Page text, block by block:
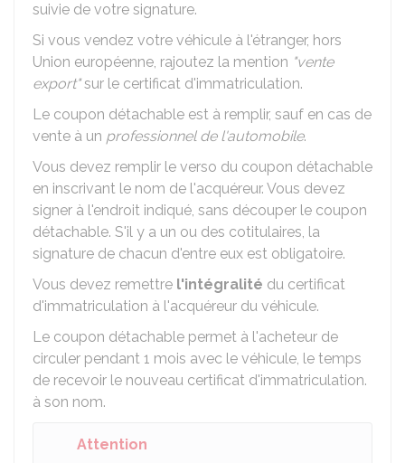
suivie de votre signature.
Si vous vendez votre véhicule à l'étranger, hors
Union européenne, rajoutez la mention "vente
export"sur le certificat d'immatriculation.
Le coupon détachable est à remplir, sauf en cas de
vente à un professionnel de l'automobile.
Vous devez remplir le verso du coupon détachable
en inscrivant le nom de l'acquéreur. Vous devez
signer à l'endroit indiqué, sans découper le coupon
détachable. S'il y a un ou des cotitulaires, la
signature de chacun d'entre eux est obligatoire.
Vous devez remettre l'intégralité du certificat
d'immatriculation à l'acquéreur du véhicule.
Le coupon détachable permet à l'acheteur de
circuler pendant 1 mois avec le véhicule, le temps
de recevoir le nouveau certificat d'immatriculation.
à son nom.
Attention